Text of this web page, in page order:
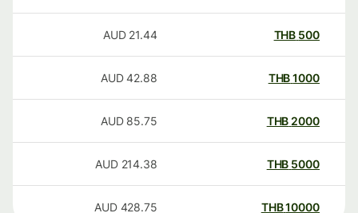
500
THB
21.44
AUD
1000
THB
42.88
AUD
2000
THB
85.75
AUD
5000
THB
214.38
AUD
10000
THB
428.75
AUD